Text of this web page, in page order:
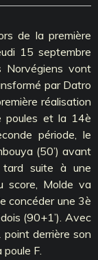
de la première
15 septembre
Norvégiens vont
par Datro
réalisation
poules et la 14è
période, le
(50’) avant
tard suite à une
score, Molde va
concéder une 3è
(90+1’). Avec
derrière son
F.